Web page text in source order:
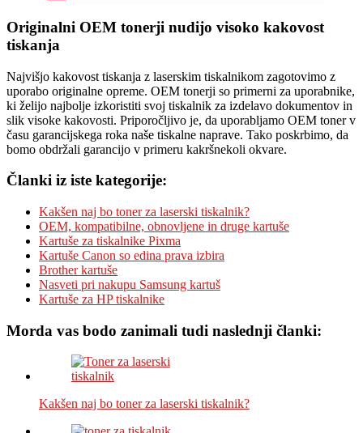
Originalni OEM tonerji nudijo visoko kakovost
tiskanja
Najvišjo kakovost tiskanja z laserskim tiskalnikom zagotovimo z
uporabo originalne opreme. OEM tonerji so primerni za uporabnike,
ki želijo najbolje izkoristiti svoj tiskalnik za izdelavo dokumentov in
slik visoke kakovosti. Priporočljivo je, da uporabljamo OEM toner v
času garancijskega roka naše tiskalne naprave. Tako poskrbimo, da
bomo obdržali garancijo v primeru kakršnekoli okvare.
Članki iz iste kategorije:
Kakšen naj bo toner za laserski tiskalnik?
OEM, kompatibilne, obnovljene in druge kartuše
Kartuše za tiskalnike Pixma
Kartuše Canon so edina prava izbira
Brother kartuše
Nasveti pri nakupu Samsung kartuš
Kartuše za HP tiskalnike
Morda vas bodo zanimali tudi naslednji članki:
Kakšen naj bo toner za laserski tiskalnik?